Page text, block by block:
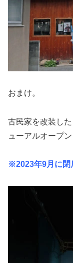
おまけ。
古民家を改装し
ューアルオープン
※2023年9月に閉